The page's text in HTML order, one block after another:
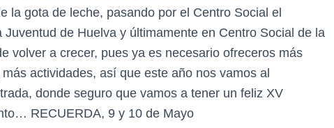
la gota de leche, pasando por el Centro Social el
de Huelva y últimamente en Centro Social de la
volver a crecer, pues ya es necesario ofreceros más
actividades, así que este año nos vamos al
donde seguro que vamos a tener un feliz XV
RECUERDA, 9 y 10 de Mayo